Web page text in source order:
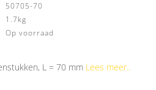
50705-70
1.7kg
Op voorraad
L = 70 mm Lees meer..